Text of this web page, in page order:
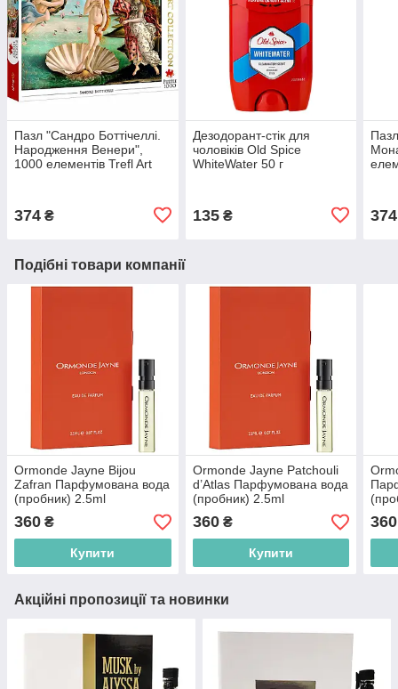
Пазл "Сандро Боттічеллі.
Народження Венери",
1000 елементів Trefl Art
374 ₴
Дезодорант-стік для
чоловіків Old Spice
WhiteWater 50 г
135₴ 374
Подібні товари компанії
Ormonde Jayne Bijou
Zafran Парфумована вода
(пробник) 2.5ml
(5060238289818)
360 ₴
Купити
Ormonde Jayne Patchouli
d’Atlas Парфумована вода
(пробник) 2.5ml
(5060238289795)
360₴
Купити
360
Акційні пропозиції та новинки